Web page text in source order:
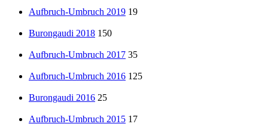
Aufbruch-Umbruch 2019 19
Burongaudi 2018 150
Aufbruch-Umbruch 2017 35
Aufbruch-Umbruch 2016 125
Burongaudi 2016 25
Aufbruch-Umbruch 2015 17